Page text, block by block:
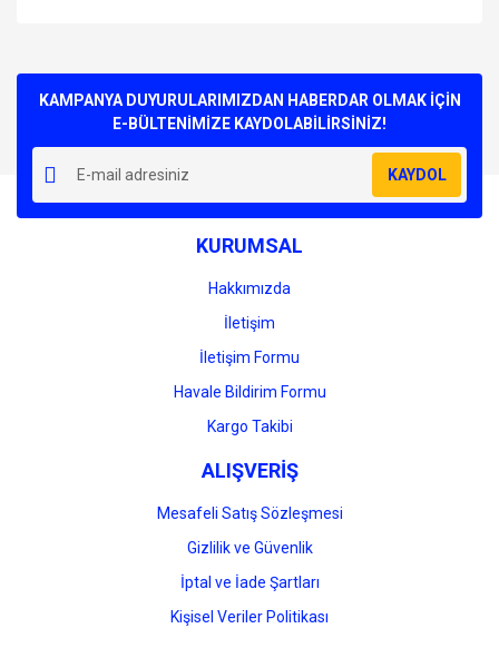
Yorum Yaz
kullanarak tarafımıza iletebilirsiniz.
Görüş ve önerileriniz için teşekkür ederiz.
Ürün resmi kalitesiz, bozuk veya görüntülenemiyor.
Ürün açıklamasında eksik bilgiler bulunuyor.
Ürün bilgilerinde hatalar bulunuyor.
Ürün fiyatı diğer sitelerden daha pahalı.
Gönder
KAMPANYA DUYURULARIMIZDAN HABERDAR OLMAK İÇİN
E-BÜLTENİMİZE KAYDOLABİLİRSİNİZ!
KAYDOL
KURUMSAL
Hakkımızda
İletişim
İletişim Formu
Havale Bildirim Formu
Kargo Takibi
ALIŞVERİŞ
Mesafeli Satış Sözleşmesi
Gizlilik ve Güvenlik
İptal ve İade Şartları
Kişisel Veriler Politikası